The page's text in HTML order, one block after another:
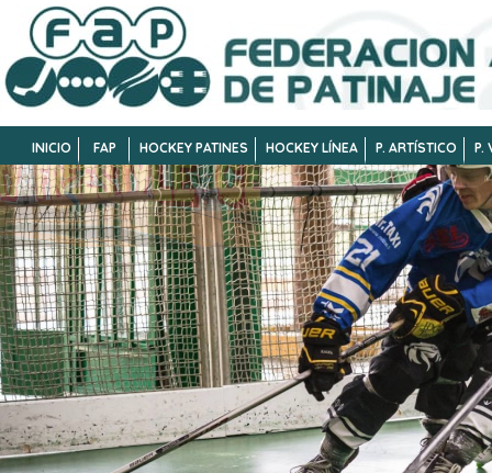
INICIO FAP HOCKEY PATINES HOCKEY LÍNEA P. ARTÍSTICO P.